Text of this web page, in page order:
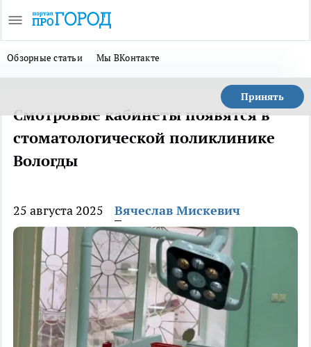
Обзорные статьи Мы ВКонтакте
Принять
Смотровые кабинеты появятся в
стоматологической поликлинике
Вологды
25 августа 2025 Вячеслав Мискевич